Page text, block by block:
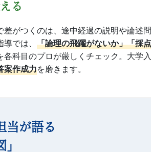
る
差がつくのは、途中経過の説明や論述問
導では、「論理の飛躍がないか」「採
各科目のプロが厳しくチェック。大学
案作成力を磨きます。
当が語る
」